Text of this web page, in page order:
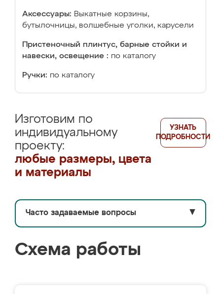
Аксессуары: Выкатные корзины,
бутылочницы, волшебные уголки, карусели
Пристеночный плинтус, барные стойки и
навески, освещение : по каталогу
Ручки: по каталогу
Изготовим по
индивидуальному
проекту:
любые размеры, цвета
и материалы
УЗНАТЬ
ПОДРОБНОСТИ
Часто задаваемые вопросы ▼
Схема работы